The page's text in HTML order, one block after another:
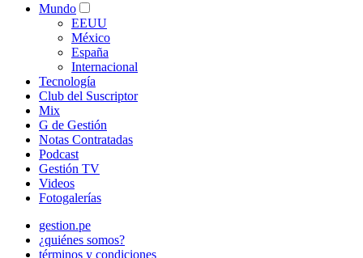
Mundo
EEUU
México
España
Internacional
Tecnología
Club del Suscriptor
Mix
G de Gestión
Notas Contratadas
Podcast
Gestión TV
Videos
Fotogalerías
gestion.pe
¿quiénes somos?
términos y condiciones